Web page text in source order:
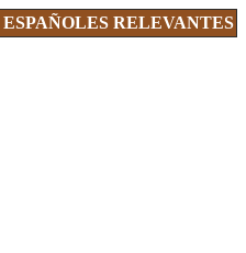
ESPAÑOLES RELEVANTES